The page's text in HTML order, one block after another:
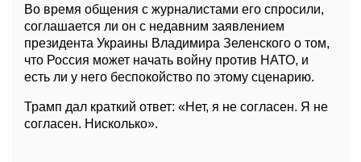
Во время общения с журналистами его спросили,
соглашается ли он с недавним заявлением
президента Украины Владимира Зеленского о том,
что Россия может начать войну против НАТО, и
есть ли у него беспокойство по этому сценарию.
Трамп дал краткий ответ: «Нет, я не согласен. Я не
согласен. Нисколько».